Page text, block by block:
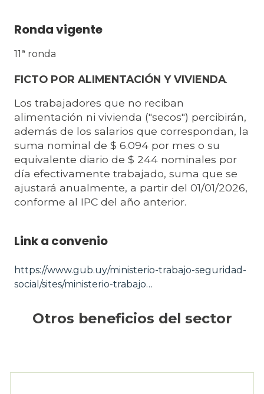
Ronda vigente
11ª ronda
FICTO POR ALIMENTACIÓN Y VIVIENDA.
Los trabajadores que no reciban
alimentación ni vivienda ("secos") percibirán,
además de los salarios que correspondan, la
suma nominal de $ 6.094 por mes o su
equivalente diario de $ 244 nominales por
día efectivamente trabajado, suma que se
ajustará anualmente, a partir del 01/01/2026,
conforme al IPC del año anterior.
Link a convenio
https://www.gub.uy/ministerio-trabajo-seguridad-
social/sites/ministerio-trabajo…
Otros beneficios del sector